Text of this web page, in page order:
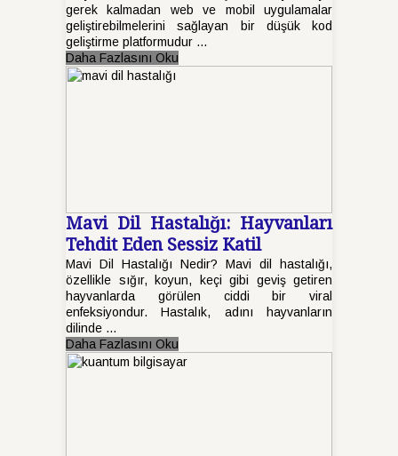
gerek kalmadan web ve mobil uygulamalar
geliştirebilmelerini sağlayan bir düşük kod
geliştirme platformudur ...
Daha Fazlasını Oku
Mavi Dil Hastalığı: Hayvanları
Tehdit Eden Sessiz Katil
Mavi Dil Hastalığı Nedir? Mavi dil hastalığı,
özellikle sığır, koyun, keçi gibi geviş getiren
hayvanlarda görülen ciddi bir viral
enfeksiyondur. Hastalık, adını hayvanların
dilinde ...
Daha Fazlasını Oku